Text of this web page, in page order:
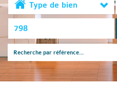
Type de bien